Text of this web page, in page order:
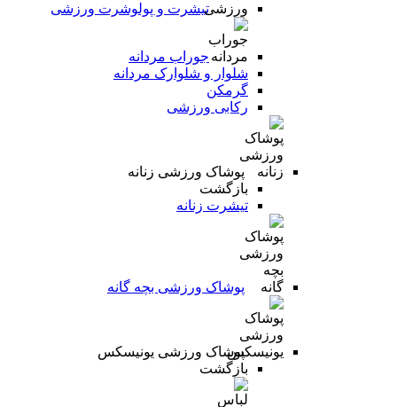
تیشرت و پولوشرت ورزشی
جوراب مردانه
شلوار و شلوارک مردانه
گرمکن
رکابی ورزشی
پوشاک ورزشی زنانه
بازگشت
تیشرت زنانه
پوشاک ورزشی بچه گانه
پوشاک ورزشی یونیسکس
بازگشت